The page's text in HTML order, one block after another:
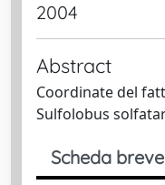
2004
Abstract
Coordinate del
Sulfolobus
Scheda breve